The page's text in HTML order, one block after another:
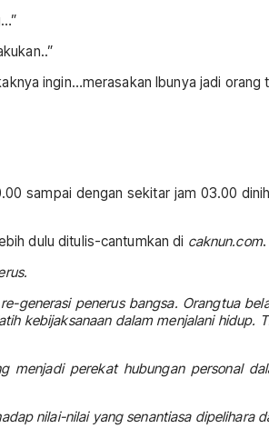
ingin…merasakan Ibunya jadi orang
sampai dengan sekitar jam 03.00
dulu ditulis-cantumkan di caknun.com.
generasi penerus bangsa. Orangtua
kebijaksanaan dalam menjalani hidup.
perekat hubungan personal
nilai-nilai yang senantiasa dipelihara